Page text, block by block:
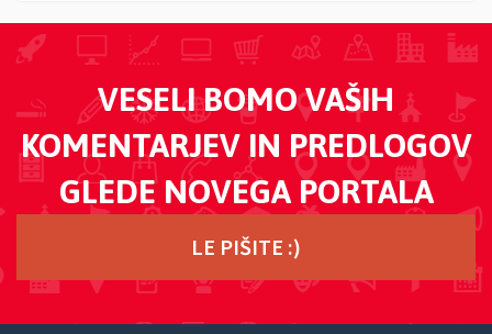
VESELI BOMO VAŠIH
KOMENTARJEV IN PREDLOGOV
GLEDE NOVEGA PORTALA
LE PIŠITE :)